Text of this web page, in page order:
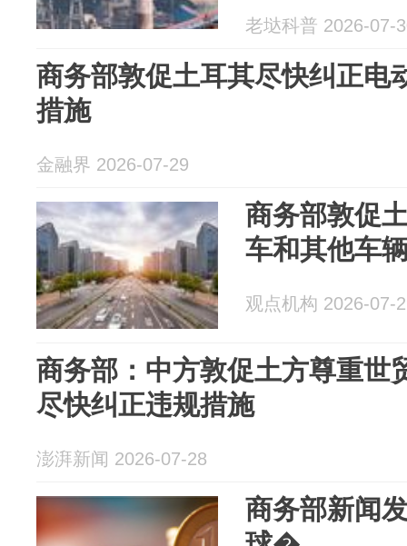
老垯科普 2026-07-
商务部敦促土耳其尽快纠正电
措施
金融界 2026-07-29
商务部敦促
车和其他车
观点机构 2026-07-
商务部：中方敦促土方尊重世
尽快纠正违规措施
澎湃新闻 2026-07-28
商务部新闻